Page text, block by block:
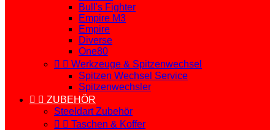
Bull's Fighter
Empire M3
Empire
Diverse
One80
  Werkzeuge & Spitzenwechsel
Spitzen Wechsel Service
Spitzenwechsler
  ZUBEHÖR
Steeldart Zubehör
  Taschen & Koffer